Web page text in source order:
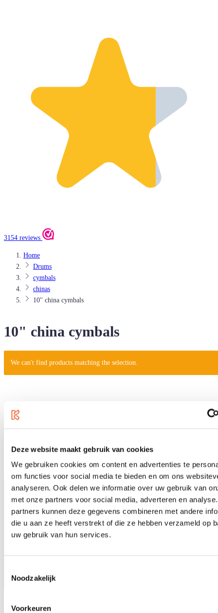
Deze website maakt gebruik van cookies
We gebruiken cookies om content en advertenties te
om functies voor social media te bieden en om ons
analyseren. Ook delen we informatie over uw gebruik van
met onze partners voor social media, adverteren en
partners kunnen deze gegevens combineren met andere
die u aan ze heeft verstrekt of die ze hebben verzameld op
uw gebruik van hun services.
Noodzakelijk
Voorkeuren
3154 reviews
Home
Drums
cymbals
chinas
10" china cymbals
10" china cymbals
We can't find products matching the selection.
5 year warranty